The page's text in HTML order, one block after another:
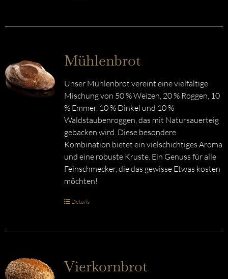
Mühlenbrot
Unser Mühlenbrot vereint eine vielfältige
Mischung von 50 % Weizen, 20 % Roggen, 10
% Emmer, 10 % Dinkel und 10 %
Waldstaubenroggen, das mit Natursauerteig
gebacken wird. Diese besondere
Kombination bietet ein vielschichtiges Aroma
und eine robuste Kruste. Ein Genuss für alle
Feinschmecker, die das gewisse Etwas kosten
möchten!
Details
Vierkornbrot